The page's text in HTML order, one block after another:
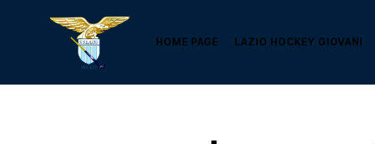
HOME PAGE LAZIO HOCKEY GIOVANI